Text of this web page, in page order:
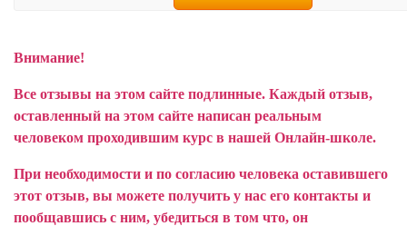
Внимание!
Все отзывы на этом сайте подлинные. Каждый отзыв,
оставленный на этом сайте написан реальным
человеком проходившим курс в нашей Онлайн-школе.
При необходимости и по согласию человека оставившего
этот отзыв, вы можете получить у нас его контакты и
пообщавшись с ним, убедиться в том что, он